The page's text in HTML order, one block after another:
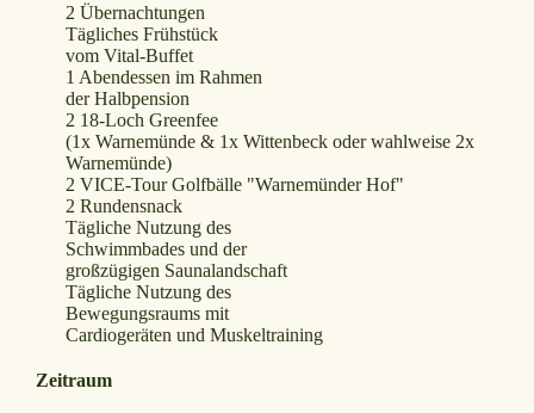
2 Übernachtungen
Tägliches Frühstück
vom Vital-Buffet
1 Abendessen im Rahmen
der Halbpension
2 18-Loch Greenfee
(1x Warnemünde & 1x Wittenbeck oder wahlweise 2x
Warnemünde)
2 VICE-Tour Golfbälle "Warnemünder Hof"
2 Rundensnack
Tägliche Nutzung des
Schwimmbades und der
großzügigen Saunalandschaft
Tägliche Nutzung des
Bewegungsraums mit
Cardiogeräten und Muskeltraining
Zeitraum